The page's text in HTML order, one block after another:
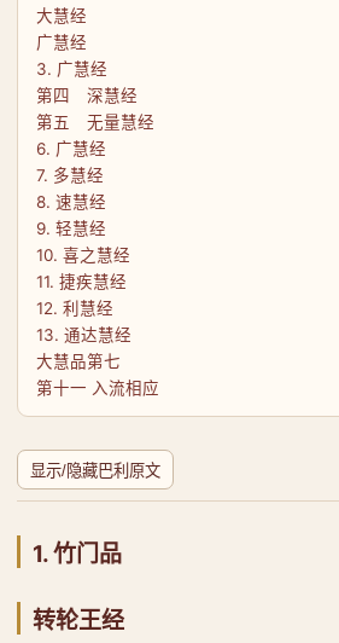
大慧经
广慧经
3. 广慧经
第四 深慧经
第五 无量慧经
6. 广慧经
7. 多慧经
8. 速慧经
9. 轻慧经
10. 喜之慧经
11. 捷疾慧经
12. 利慧经
13. 通达慧经
大慧品第七
第十一 入流相应
显示/隐藏巴利原文
1. 竹门品
转轮王经